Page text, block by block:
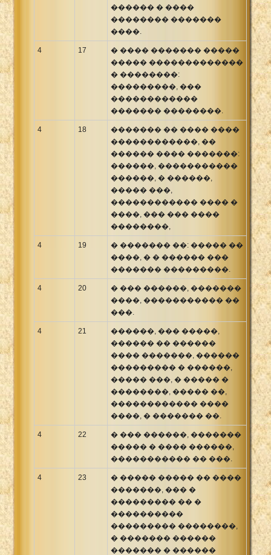
������ � ����
�������� �������
����.
4 17
� ���� ������� �����
����� �������������
� ��������:
���������, ���
������������
������� ��������.
4 18
������� �� ���� ����
������������, ��
������ ���� �������:
������, �����������
������, � ������,
����� ���,
������������ ���� �
����, ��� ��� ����
��������,
4 19
� ������� ��: ����� ��
����, � � ������ ���
������� ���������.
4 20
� ��� ������, �������
����, ����������� ��
���.
4 21
������, ��� �����,
������ �� ������
���� �������, ������
��������� � ������,
����� ���, � ����� �
��������, ����� ��,
������������ ����
����, � ������� ��.
4 22
� ��� ������, �������
����� � ���� ������,
����������� �� ���.
4 23
� ����� ����� �� ����
�������, ��� �
��������� �� �
����������
��������� ��������,
� ������� ������
������� � ������